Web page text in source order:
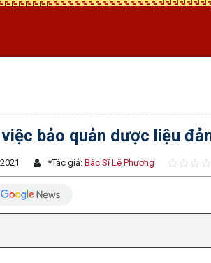
bảo quản dược liệu
*Tác giả: Bác Sĩ Lê Phương